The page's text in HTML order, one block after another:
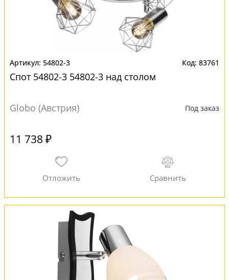
54802-3 83761
Спот 54802-3 54802-3 над столом
Globo (Австрия) Под заказ
11 738 ₽